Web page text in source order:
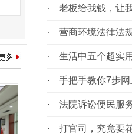
· 老板给我钱，让
· 营商环境法律法
· 生活中五个超实
· 手把手教你7步
· 法院诉讼便民服
· 打官司，究竟要